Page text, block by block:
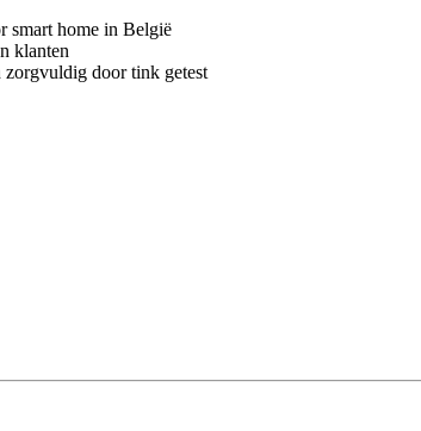
smart home in België
klanten
door tink getest